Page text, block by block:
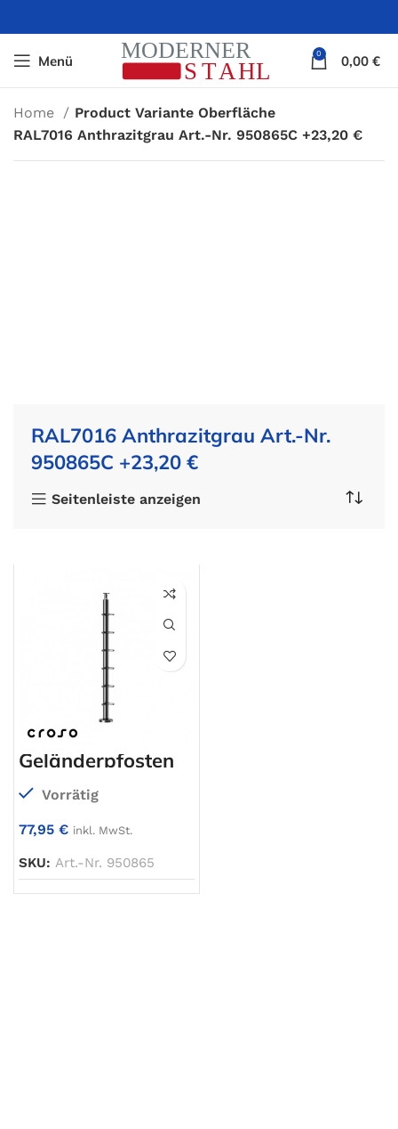
Menü 0 0,00 €
Home
Product Variante Oberfläche
RAL7016 Anthrazitgrau Art.-Nr. 950865C +23,20 €
RAL7016 Anthrazitgrau Art.-Nr.
950865C +23,20 €
Seitenleiste anzeigen
Geländerpfosten
Vorrätig
77,95 € inkl. MwSt.
SKU: Art.-Nr. 950865